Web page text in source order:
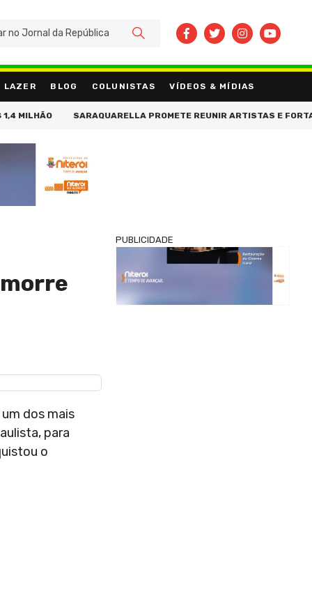
LAZER BLOG COLUNISTAS VÍDEOS & MÍDIAS
SARAQUARELLA PROMETE REUNIR ARTISTAS E
BUSCAR
dos mais
para
o
PUBLICIDADE